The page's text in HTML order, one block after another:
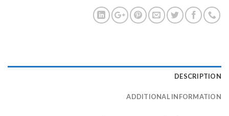
DESCRIPTION
ADDITIONAL INFORMATION